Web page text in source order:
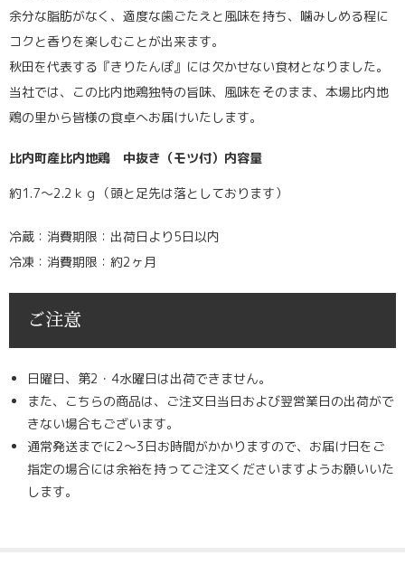
余分な脂肪がなく、適度な歯ごたえと風味を持ち、噛みしめる程に
コクと香りを楽しむことが出来ます。
秋田を代表する『きりたんぽ』には欠かせない食材となりました。
当社では、この比内地鶏独特の旨味、風味をそのまま、本場比内地
鶏の里から皆様の食卓へお届けいたします。
比内町産比内地鶏 中抜き（モツ付）内容量
約1.7～2.2ｋｇ（頭と足先は落としております）
冷蔵：消費期限：出荷日より5日以内
冷凍：消費期限：約2ヶ月
ご注意
日曜日、第2・4水曜日は出荷できません。
また、こちらの商品は、ご注文日当日および翌営業日の出荷がで
きない場合もございます。
通常発送までに2～3日お時間がかかりますので、お届け日をご
指定の場合には余裕を持ってご注文くださいますようお願いいた
します。